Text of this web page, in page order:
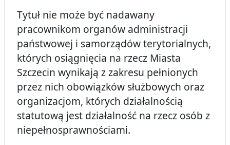
Tytuł nie może być nadawany
pracownikom organów administracji
państwowej i samorządów terytorialnych,
których osiągnięcia na rzecz Miasta
Szczecin wynikają z zakresu pełnionych
przez nich obowiązków służbowych oraz
organizacjom, których działalnością
statutową jest działalność na rzecz osób z
niepełnosprawnościami.